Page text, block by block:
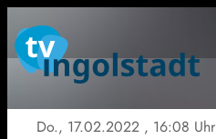
Do., 17.02.2022 , 16:08 Uhr